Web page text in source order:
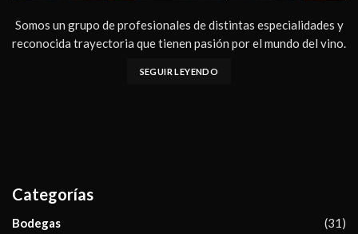
Somos un grupo de profesionales de distintas especialidades y
reconocida trayectoria que tienen pasión por el mundo del vino.
SEGUIR LEYENDO
Categorías
Bodegas (31)